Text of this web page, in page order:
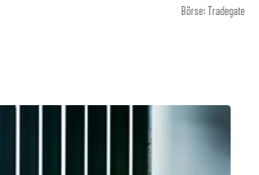
Börse: Tradegate